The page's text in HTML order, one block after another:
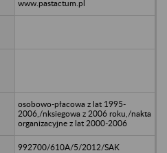
www.pastactum.pl
osobowo-płacowa z lat 1995-
2006,/nksiegowa z 2006 roku,/nakta
organizacyjne z lat 2000-2006
992700/610A/5/2012/SAK